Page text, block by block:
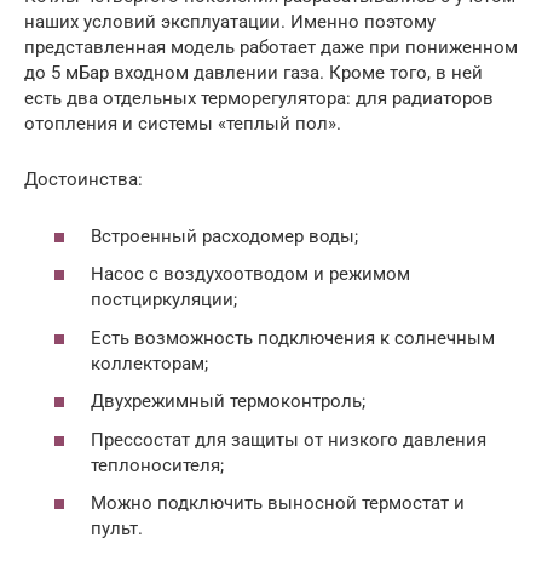
наших условий эксплуатации. Именно поэтому
представленная модель работает даже при пониженном
до 5 мБар входном давлении газа. Кроме того, в ней
есть два отдельных терморегулятора: для радиаторов
отопления и системы «теплый пол».
Достоинства:
Встроенный расходомер воды;
Насос с воздухоотводом и режимом
постциркуляции;
Есть возможность подключения к солнечным
коллекторам;
Двухрежимный термоконтроль;
Прессостат для защиты от низкого давления
теплоносителя;
Можно подключить выносной термостат и
пульт.